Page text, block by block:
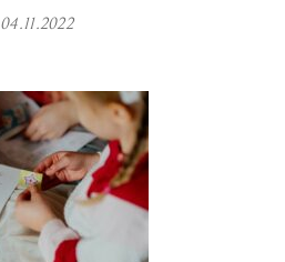
04.11.2022